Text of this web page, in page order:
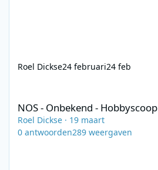
Roel Dickse24 februari24 feb
NOS - Onbekend - Hobbyscoop
Roel Dickse · 19 maart
0 antwoorden289 weergaven